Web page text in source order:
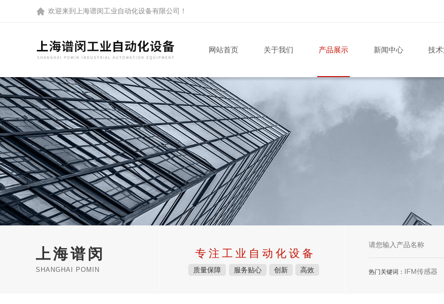
欢迎来到 上海谱闵工业自动化设备有限公司 ！
网站首页 关于我们 产品展示 新闻中心 技
上海谱闵
SHANGHAI POMIN
专注工业自动化设备
质量保障 服务贴心 创新 高效 热门关键词： IFM传感器